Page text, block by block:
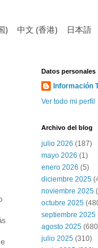
) 中文 (香港) 日本語
Datos personales
Información
Ver todo mi perfil
Archivo del blog
julio 2026 (187)
mayo 2026 (1)
enero 2026 (5)
diciembre 2025
noviembre 2025
octubre 2025
septiembre 2025
agosto 2025
julio 2025 (310)